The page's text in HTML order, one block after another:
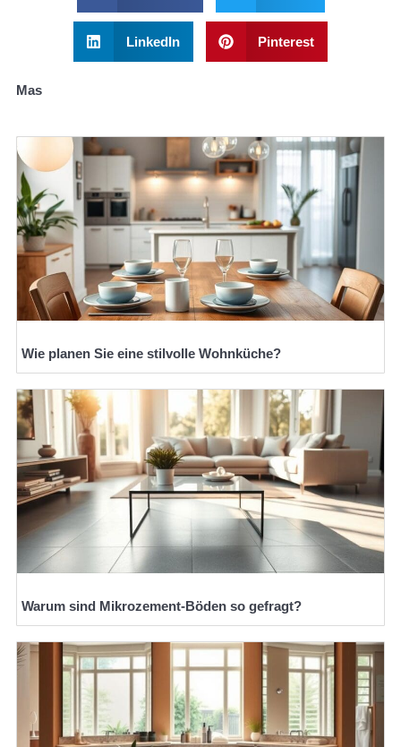
LinkedIn Pinterest
Mas
Wie planen Sie eine stilvolle Wohnküche?
Warum sind Mikrozement-Böden so gefragt?